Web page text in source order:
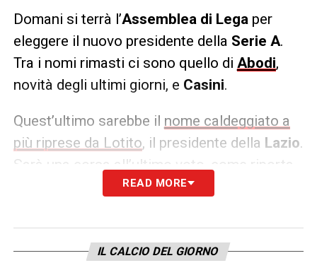
Domani si terrà l’Assemblea di Legaper
eleggere il nuovo presidente della Serie A.
Tra i nomi rimasti ci sono quello di Abodi,
novità degli ultimi giorni, e Casini.
Quest’ultimo sarebbe il nome caldeggiato a
più riprese da Lotito, il presidente della Lazio.
Sarà una corsa all’ultimo voto, come riporta
, e Lotito non ha intenzione di
Casini.
READ MORE
IL CALCIO DEL GIORNO